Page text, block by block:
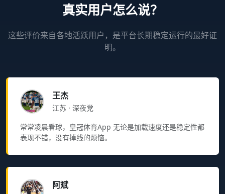
真实用户怎么说？
这些评价来自各地活跃用户，是平台长期稳定运行的最好证
明。
王杰
江苏 · 深夜党
常常凌晨看球，皇冠体育App 无论是加载速度还是稳定性都
表现不错，没有掉线的烦恼。
阿斌